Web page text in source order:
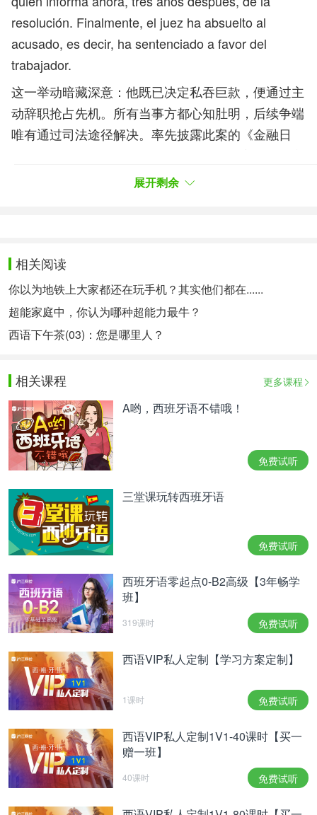
resolución. Finalmente, el juez ha absuelto al
acusado, es decir, ha sentenciado a favor del
trabajador.
这一举动暗藏深意：他既已决定私吞巨款，便通过主
动辞职抢占先机。所有当事方都心知肚明，后续争端
唯有通过司法途径解决。率先披露此案的《金融日
被告无罪，作出了有利于该员工的判决。
la normativa contempla, interponiendo un recurso
de nulidad, a fin de que la resolución sea revisada”,
ha declarado un portavoz al citado periódico
chileno.
罢休："CIAL将采取法律规定的一切法律行动，提起
无效诉讼，以期对该判决进行复审。"该集团发言人
向智利媒体作出上述声明。
Qué hacer si te ocurre
Según la asesoría Legaltik, cuando un trabajador
detecta que su empresa ha realizado un ingreso
superior al acordado en la nómina, se enfrenta a
una situación que puede tener implicancias legales.
En primer lugar, la legislación reconoce el derecho
de la compañía a reclamar cualquier pago indebido,
derecho que se mantiene vigente mientras el
contrato laboral esté en activo, al firmar el finiquito o
若您遭遇此类情况该如何应对
据Legaltik法律咨询机构指出，当员工发现公司支付
局面。首先，法律承认企业有权追索任何不当支付
——这项权利在劳动合同存续期间、签署离职结算
时、甚至劳动关系终止后始终有效。
展开剩余
相关阅读
你以为地铁上大家都还在玩手机？其实他们都在......
超能家庭中，你认为哪种超能力最牛？
西语下午茶(03)：您是哪里人？
相关课程 更多课程
A哟，西班牙语不错哦！
免费试听
三堂课玩转西班牙语
免费试听
西班牙语零起点0-B2高级【3年畅学
班】
319课时 免费试听
西语VIP私人定制【学习方案定制】
1课时 免费试听
西语VIP私人定制1V1-40课时【买一
赠一班】
40课时 免费试听